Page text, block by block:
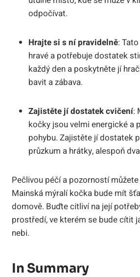
odpočívat.
Hrajte si s ní pravidelně:
hravé a potřebuje dostatek
každý den a poskytněte jí
bavit a zábava.
Zajistěte jí dostatek cvičení:
kočky jsou velmi energické a
pohybu. Zajistěte jí dostatek
průzkum a hrátky, alespoň
Pečlivou péčí a pozorností
Mainská mýralí kočka bude mít
domově. Buďte citliví na její
prostředí, ve kterém se bude cítit
nebi.
In Summary